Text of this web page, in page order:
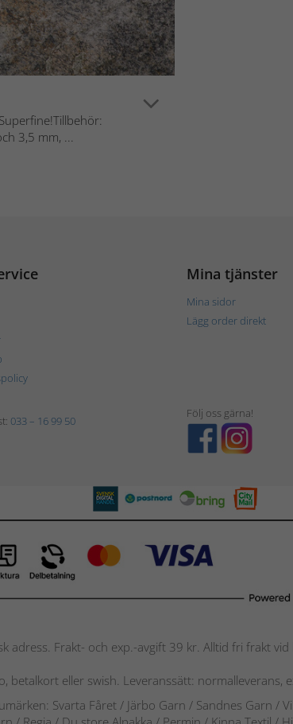
3,5 mm, ...
Mina tjänster
Mina sidor
Lägg order direkt
033 – 16 99 50
Följ oss gärna!
adress. Frakt- och exp.-avgift 39 kr. Alltid fri frakt
betalkort eller swish. Leveranssätt: normalleverans,
Svarta Fåret / Järbo Garn / Sandnes Garn /